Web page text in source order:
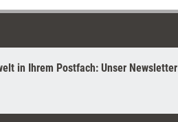
in Ihrem Postfach: Unser Newsletter